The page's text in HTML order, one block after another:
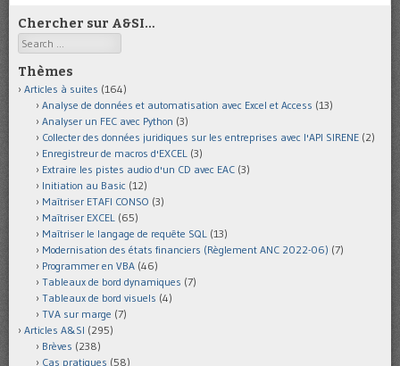
Chercher sur A&SI…
Search
Thèmes
Articles à suites (164)
Analyse de données et automatisation avec Excel et Access (13)
Analyser un FEC avec Python (3)
Collecter des données juridiques sur les entreprises avec l'API SIRENE (2)
Enregistreur de macros d'EXCEL (3)
Extraire les pistes audio d'un CD avec EAC (3)
Initiation au Basic (12)
Maîtriser ETAFI CONSO (3)
Maîtriser EXCEL (65)
Maîtriser le langage de requête SQL (13)
Modernisation des états financiers (Règlement ANC 2022-06) (7)
Programmer en VBA (46)
Tableaux de bord dynamiques (7)
Tableaux de bord visuels (4)
TVA sur marge (7)
Articles A&SI (295)
Brèves (238)
Cas pratiques (58)